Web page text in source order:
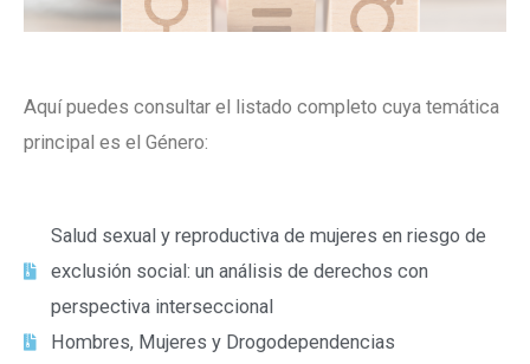
Aquí puedes consultar el listado completo cuya temática
principal es el Género:
Salud sexual y reproductiva de mujeres en riesgo de
exclusión social: un análisis de derechos con
perspectiva interseccional
Hombres, Mujeres y Drogodependencias